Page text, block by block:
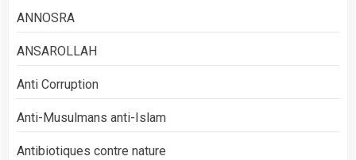
ANNOSRA
ANSAROLLAH
Anti Corruption
Anti-Musulmans anti-Islam
Antibiotiques contre nature